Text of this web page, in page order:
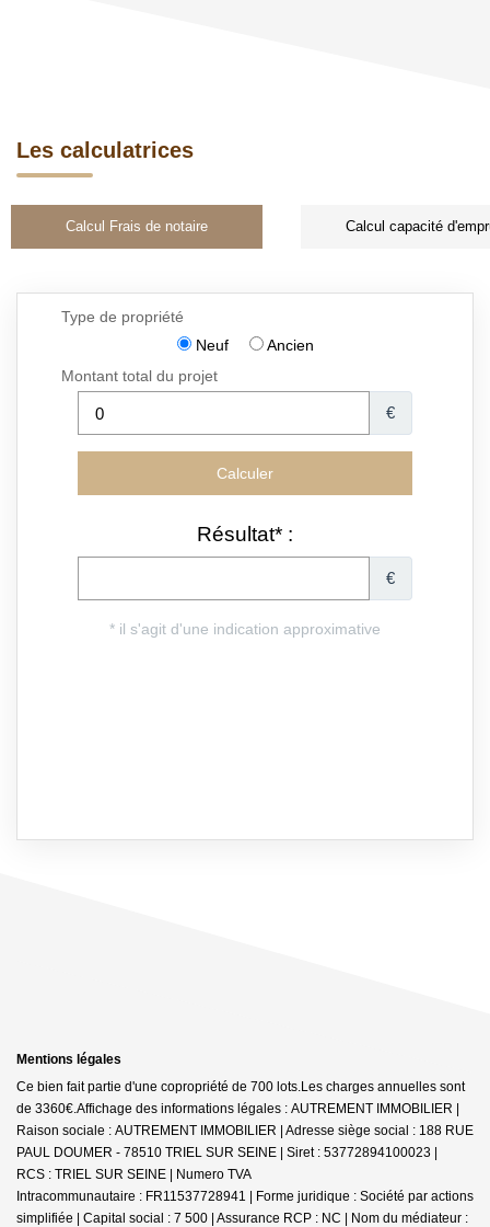
Les calculatrices
Calcul Frais de notaire Calcul capacité
Mentions légales
Ce bien fait partie d'une copropriété de 700 lots.Les charges annuelles sont
de 3360€.Affichage des informations légales : AUTREMENT IMMOBILIER |
Raison sociale : AUTREMENT IMMOBILIER | Adresse siège social : 188 RUE
PAUL DOUMER - 78510 TRIEL SUR SEINE | Siret : 53772894100023 |
RCS : TRIEL SUR SEINE | Numero TVA
Intracommunautaire : FR11537728941 | Forme juridique : Société par actions
simplifiée | Capital social : 7 500 | Assurance RCP : NC | Nom du médiateur :